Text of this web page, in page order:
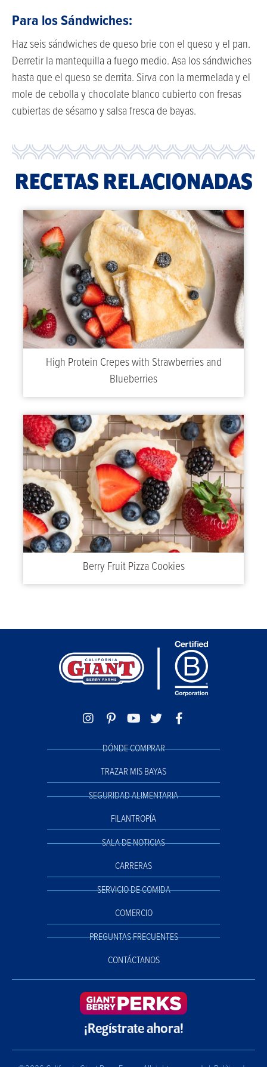
Para los Sándwiches:
Haz seis sándwiches de queso brie con el queso y el pan.
Derretir la mantequilla a fuego medio. Asa los sándwiches
hasta que el queso se derrita. Sirva con la mermelada y el
mole de cebolla y chocolate blanco cubierto con fresas
cubiertas de sésamo y salsa fresca de bayas.
RECETAS RELACIONADAS
High Protein Crepes with Strawberries and
Blueberries
Berry Fruit Pizza Cookies
DÓNDE COMPRAR
TRAZAR MIS BAYAS
SEGURIDAD ALIMENTARIA
FILANTROPÍA
SALA DE NOTICIAS
CARRERAS
SERVICIO DE COMIDA
COMERCIO
PREGUNTAS FRECUENTES
CONTÁCTANOS
¡Regístrate ahora!